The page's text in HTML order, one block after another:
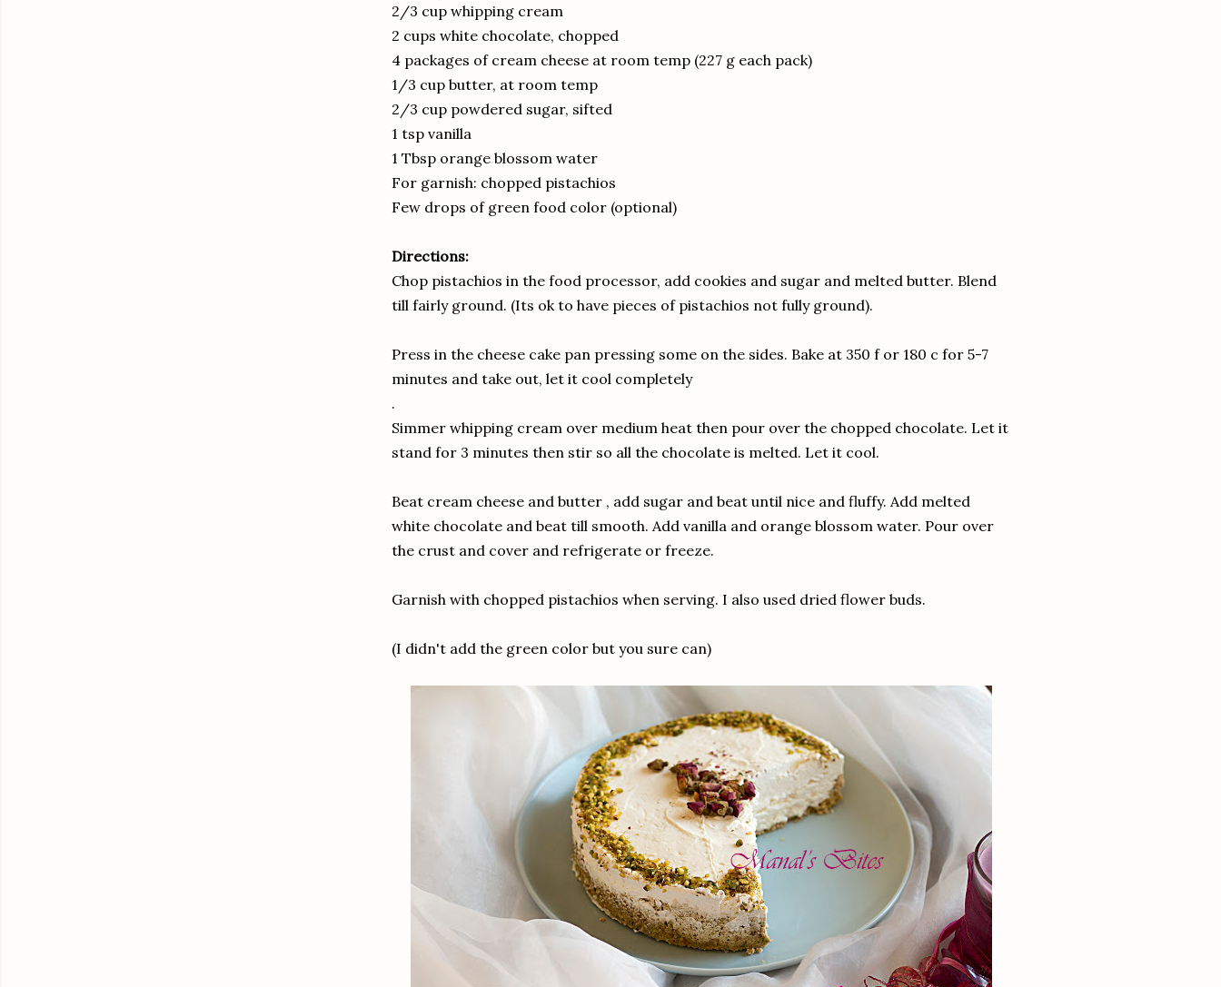
2/3 cup whipping cream
2 cups white chocolate, chopped
4 packages of cream cheese at room temp (227 g each pack)
1/3 cup butter, at room temp
2/3 cup powdered sugar, sifted
1 tsp vanilla
1 Tbsp orange blossom water
For garnish: chopped pistachios
Few drops of green food color (optional)
Directions:
Chop pistachios in the food processor, add cookies and sugar and melted butter. Blend
till fairly ground. (Its ok to have pieces of pistachios not fully ground).
Press in the cheese cake pan pressing some on the sides. Bake at 350 f or 180 c for 5-7
minutes and take out, let it cool completely
.
Simmer whipping cream over medium heat then pour over the chopped chocolate. Let it
stand for 3 minutes then stir so all the chocolate is melted. Let it cool.
Beat cream cheese and butter , add sugar and beat until nice and fluffy. Add melted
white chocolate and beat till smooth. Add vanilla and orange blossom water. Pour over
the crust and cover and refrigerate or freeze.
Garnish with chopped pistachios when serving. I also used dried flower buds.
(I didn't add the green color but you sure can)